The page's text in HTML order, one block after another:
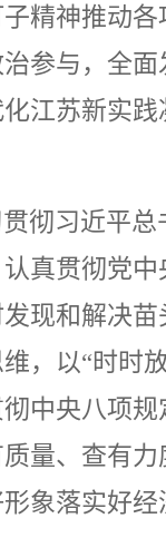
精神推动
参与，全
江苏新实
彻习近平
真贯彻党
现和解决
，以“时时
中央八项
量、查有
象落实好